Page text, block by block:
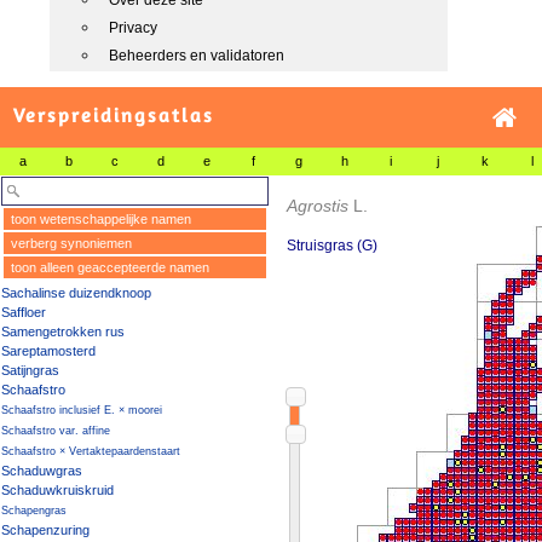
Privacy
Beheerders en validatoren
Verspreidingsatlas
a b c d e f g h i j k l
toon wetenschappelijke namen
verberg synoniemen
toon alleen geaccepteerde namen
Sachalinse duizendknoop
Saffloer
Samengetrokken rus
Sareptamosterd
Satijngras
Schaafstro
Schaafstro inclusief E. × moorei
Schaafstro var. affine
Schaafstro × Vertaktepaardenstaart
Schaduwgras
Schaduwkruiskruid
Schapengras
Schapenzuring
Agrostis L.
Struisgras (G)